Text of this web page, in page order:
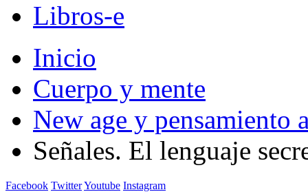
Libros-e
Inicio
Cuerpo y mente
New age y pensamiento
Señales. El lenguaje
Facebook TwitterYoutube Instagram